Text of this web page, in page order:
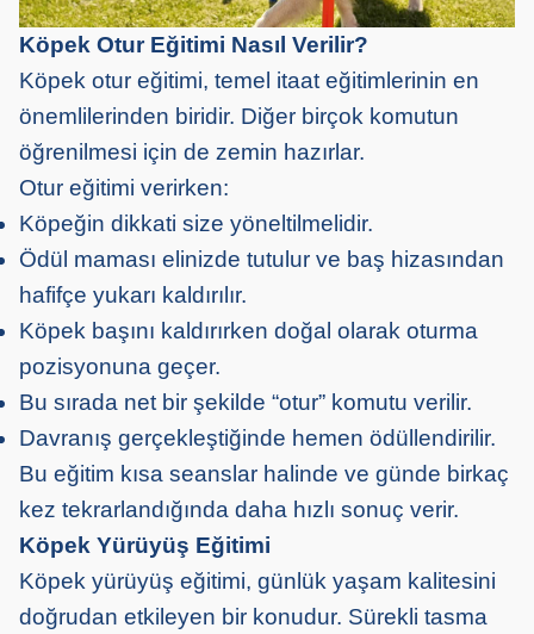
Köpek Otur Eğitimi Nasıl Verilir?
Köpek otur eğitimi, temel itaat eğitimlerinin en
önemlilerinden biridir. Diğer birçok komutun
öğrenilmesi için de zemin hazırlar.
Otur eğitimi verirken:
Köpeğin dikkati size yöneltilmelidir.
Ödül maması elinizde tutulur ve baş hizasından
hafifçe yukarı kaldırılır.
Köpek başını kaldırırken doğal olarak oturma
pozisyonuna geçer.
Bu sırada net bir şekilde “otur” komutu verilir.
Davranış gerçekleştiğinde hemen ödüllendirilir.
Bu eğitim kısa seanslar halinde ve günde birkaç
kez tekrarlandığında daha hızlı sonuç verir.
Köpek Yürüyüş Eğitimi
Köpek yürüyüş eğitimi, günlük yaşam kalitesini
doğrudan etkileyen bir konudur. Sürekli tasma